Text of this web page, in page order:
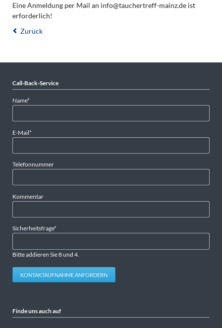
Eine Anmeldung per Mail an info@tauchertreff-mainz.de ist
erforderlich!
Zurück
Call-Back-Service
Pflichtfeld
Name*
Pflichtfeld
E-Mail*
Telefonnummer
Kommentar
Pflichtfeld
Sicherheitsfrage*
Bitte addieren Sie 8 und 4.
KONTAKTAUFNAHME ANFORDERN
Finde uns auch auf